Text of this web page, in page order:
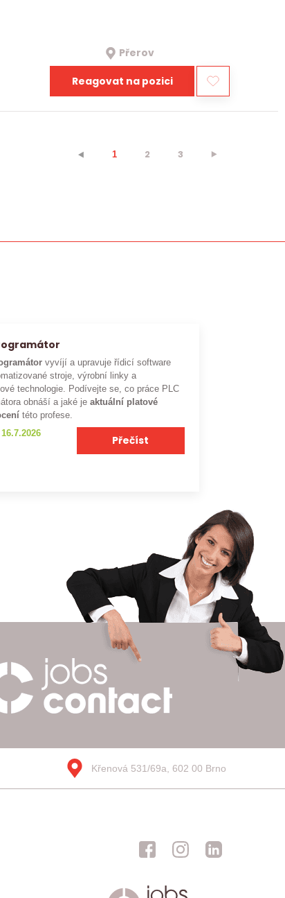
Přerov
Reagovat na pozici
⯇ 1 2 3 ⯈
vyvíjí a upravuje řídicí software
stroje, výrobní linky a
technologie. Podívejte se, co práce PLC
obnáší a jaké je aktuální platové
této profese.
Přečíst
Křenová 531/69a, 602 00 Brno